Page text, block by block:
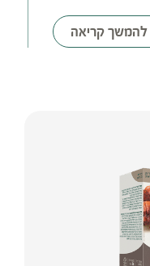
להמשך קריאה